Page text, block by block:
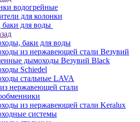
водогрейные
для колонки
для воды
баки для воды
из нержавеющей стали Везувий
дымоходы Везувий Black
Schiedel
стальные LAVA
нержавеющей стали
из нержавеющей стали Keralux
системы